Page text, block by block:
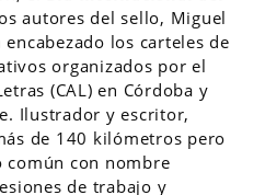
autores del sello, Miguel
los carteles de
organizados por el
(CAL) en Córdoba y
Ilustrador y escritor,
de 140 kilómetros pero
con nombre
de trabajo y